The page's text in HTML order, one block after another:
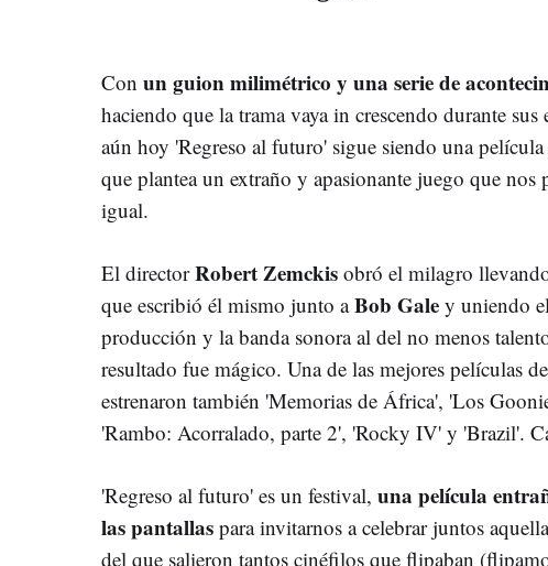
Con un guion milimétrico y una serie de
haciendo que la trama vaya in crescendo durante sus
aún hoy 'Regreso al futuro' sigue siendo una película
que plantea un extraño y apasionante juego que
igual.
El directorRobert Zemckis obró el milagro
que escribió él mismo junto aBob Gale y uniendo
producción y la banda sonora al del no menos
resultado fue mágico. Una de las mejores películas
estrenaron también 'Memorias de África', 'Los
'Rambo: Acorralado, parte 2', 'Rocky IV' y 'Brazil'.
'Regreso al futuro' es un festival, una película
las pantallas para invitarnos a celebrar juntos
del que salieron tantos cinéfilos que flipaban